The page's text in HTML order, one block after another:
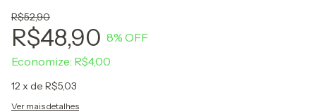
R$52,90
R$48,90 8% OFF
Economize: R$4,00
12x de R$5,03
Ver mais detalhes